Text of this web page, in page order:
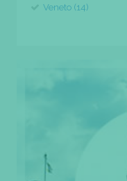
Veneto (14)